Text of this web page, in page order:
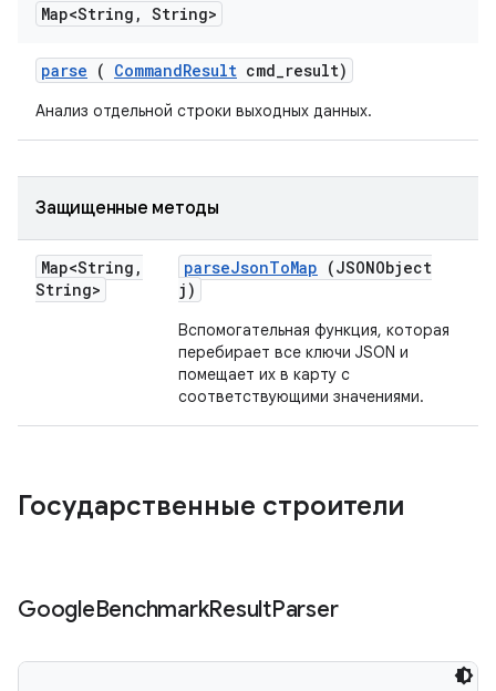
Map<String , String>
parse ( CommandResult cmd_result)
Анализ отдельной строки выходных данных.
Защищенные методы
Map<String ,
String>
parseJsonToMap (JSONObject
j)
Вспомогательная функция, которая
перебирает все ключи JSON и
помещает их в карту с
соответствующими значениями.
Государственные строители
GoogleBenchmarkResultParser